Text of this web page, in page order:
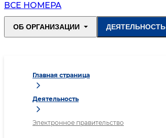
ВСЕ НОМЕРА
ОБ ОРГАНИЗАЦИИ ДЕЯТЕЛЬНОСТЬ
Главная страница
Деятельность
Электронное правительство